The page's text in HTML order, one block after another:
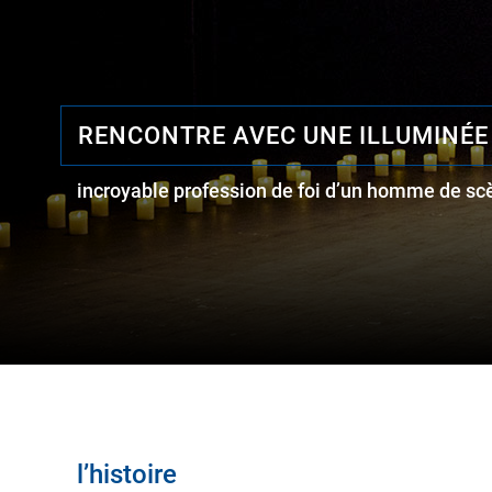
RENCONTRE AVEC UNE ILLUMINÉE
incroyable profession de foi d’un homme de
l’histoire